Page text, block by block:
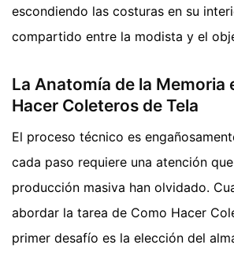
escondiendo las costuras en su
compartido entre la modista y el
La Anatomía de la Memoria
Hacer Coleteros de Tela
El proceso técnico es
cada paso requiere una atención
producción masiva han olvidado.
abordar la tarea de Como Hacer
primer desafío es la elección del